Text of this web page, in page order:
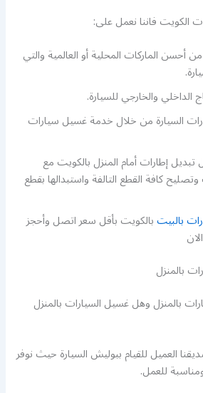
الكويت فاننا نعمل على:
أحسن الماركات المحلية أو العالمية والتي
الداخلي والخارجي للسيارة.
السيارة من خلال خدمة غسيل سيارات
إطارات أمام المنزل بالكويت مع
كافة القطع التالفة واستبدالها بقطع
بالبيتبالكويت بأقل سعر اتصل وأحجز
بالمنزل
بالمنزل وهل غسيل السيارات بالمنزل
العميل للقيام ببوليش السيارة حيث نوفر
للعمل.